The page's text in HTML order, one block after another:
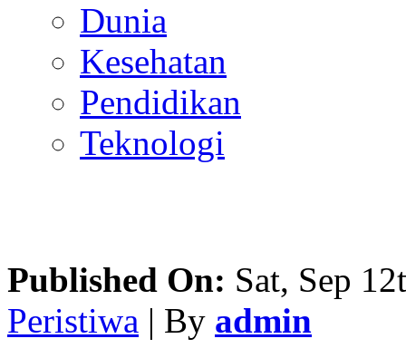
Dunia
Kesehatan
Pendidikan
Teknologi
Published On: Sat, Sep
Peristiwa | By admin